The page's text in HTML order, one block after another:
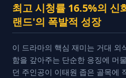
최고 시청률 16.5%의 신
랜드'의 폭발적 성장
이 드라마의 핵심 재미는 거대 외
함을 갚아주는 단순한 응징에 머
던 주인공이 이태원 좁은 골목에